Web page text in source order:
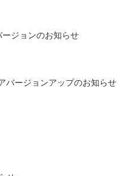
ジョンのお知らせ
バージョンアップのお知らせ